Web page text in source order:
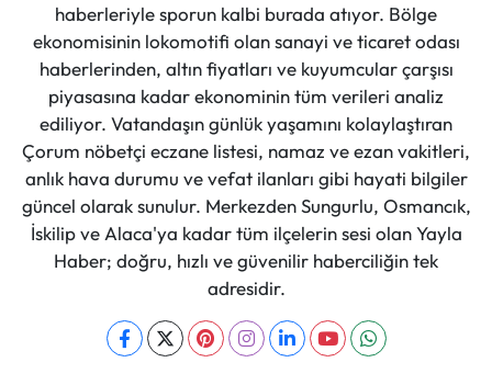
haberleriyle sporun kalbi burada atıyor. Bölge
ekonomisinin lokomotifi olan sanayi ve ticaret odası
haberlerinden, altın fiyatları ve kuyumcular çarşısı
piyasasına kadar ekonominin tüm verileri analiz
ediliyor. Vatandaşın günlük yaşamını kolaylaştıran
Çorum nöbetçi eczane listesi, namaz ve ezan vakitleri,
anlık hava durumu ve vefat ilanları gibi hayati bilgiler
güncel olarak sunulur. Merkezden Sungurlu, Osmancık,
İskilip ve Alaca'ya kadar tüm ilçelerin sesi olan Yayla
Haber; doğru, hızlı ve güvenilir haberciliğin tek
adresidir.